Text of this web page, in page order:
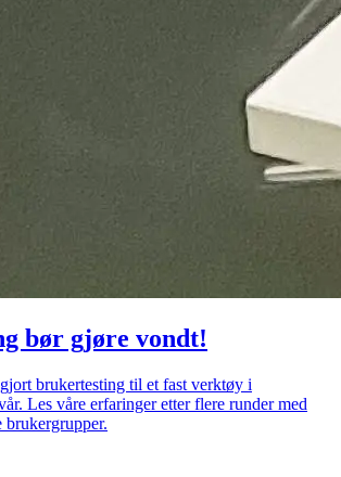
bør gjøre vondt!
brukertesting til et fast verktøy i
Les våre erfaringer etter flere runder med
brukergrupper.